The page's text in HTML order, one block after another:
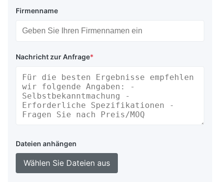
Firmenname
Nachricht zur Anfrage*
Dateien anhängen
Wählen Sie Dateien aus